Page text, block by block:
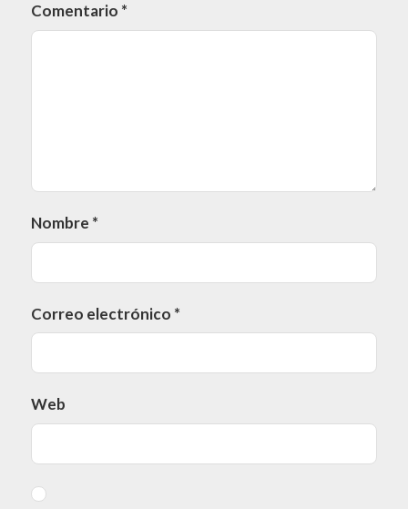
Comentario *
Nombre *
Correo electrónico *
Web